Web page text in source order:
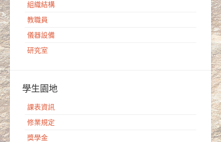
組織結構
教職員
儀器設備
研究室
學生園地
課表資訊
修業規定
獎學金